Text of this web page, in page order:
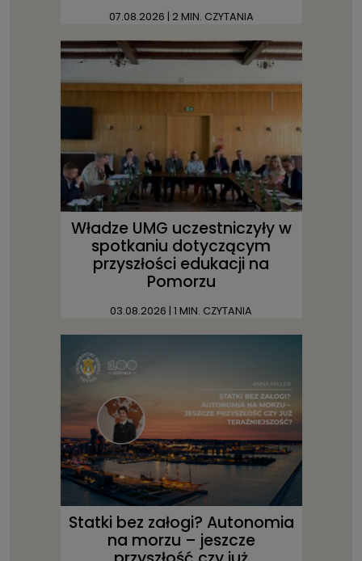
07.08.2026 | 2 MIN. CZYTANIA
Władze UMG uczestniczyły w
spotkaniu dotyczącym
przyszłości edukacji na
Pomorzu
03.08.2026 | 1 MIN. CZYTANIA
Statki bez załogi? Autonomia
na morzu – jeszcze